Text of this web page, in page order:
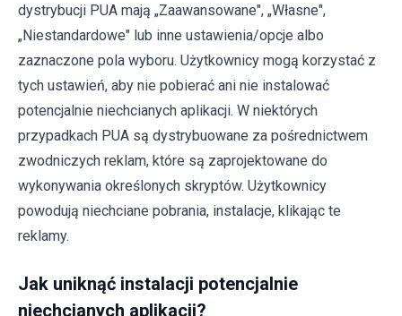
dystrybucji PUA mają „Zaawansowane", „Własne",
„Niestandardowe" lub inne ustawienia/opcje albo
zaznaczone pola wyboru. Użytkownicy mogą korzystać z
tych ustawień, aby nie pobierać ani nie instalować
potencjalnie niechcianych aplikacji. W niektórych
przypadkach PUA są dystrybuowane za pośrednictwem
zwodniczych reklam, które są zaprojektowane do
wykonywania określonych skryptów. Użytkownicy
powodują niechciane pobrania, instalacje, klikając te
reklamy.
Jak uniknąć instalacji potencjalnie
niechcianych aplikacji?